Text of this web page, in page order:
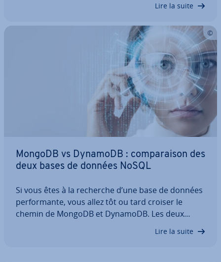
dépend de votre objectif d’uti­li­sa­tion. Pour
l’illustrer, nous avons comparé deux des…
Lire la suite
MongoDB vs DynamoDB : com­pa­rai­son des
deux bases de données NoSQL
Si vous êtes à la recherche d’une base de données
per­for­mante, vous allez tôt ou tard croiser le
chemin de MongoDB et DynamoDB. Les deux
nombreux avantages à leurs uti­li­sa­teurs. Dans
Lire la suite